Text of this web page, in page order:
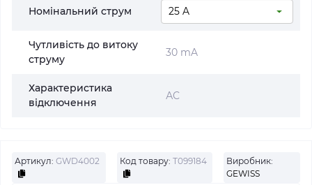
Номінальний струм
Чутливість до витоку
струму
30 mA
Характеристика
відключення
АС
Артикул: GWD4002 Код товару: Т099184
Виробник:
GEWISS